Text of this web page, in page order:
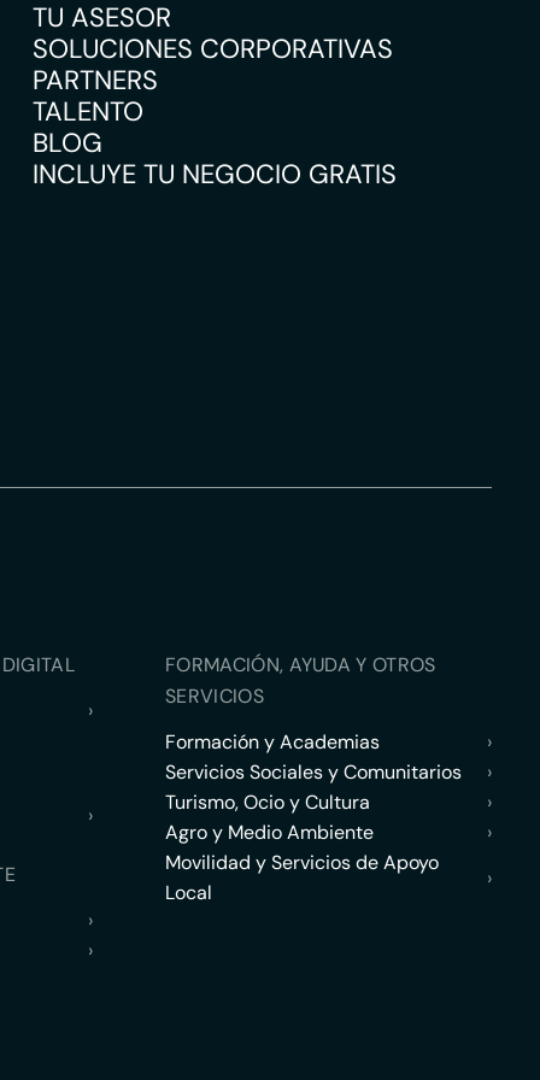
TU ASESOR
SOLUCIONES CORPORATIVAS
PARTNERS
TALENTO
BLOG
INCLUYE TU NEGOCIO GRATIS
›
›
›
›
FORMACIÓN, AYUDA Y OTROS
SERVICIOS
Formación y Academias
›
Servicios Sociales y Comunitarios
›
Turismo, Ocio y Cultura
›
Agro y Medio Ambiente
›
Movilidad y Servicios de Apoyo
Local
›